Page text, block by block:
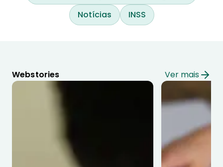
Notícias
INSS
Webstories Ver mais